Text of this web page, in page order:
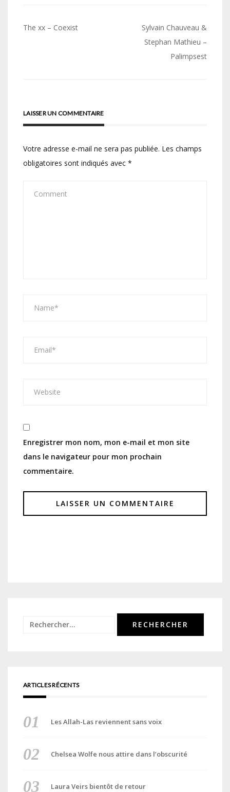
Navigation
The xx – Coexist
Sylvain Chauveau &
Stephan Mathieu –
Palimpsest
LAISSER UN COMMENTAIRE
Votre adresse e-mail ne sera pas publiée. Les champs
obligatoires sont indiqués avec *
Enregistrer mon nom, mon e-mail et mon site
dans le navigateur pour mon prochain
commentaire.
Rechercher :
ARTICLES RÉCENTS
Les Allah-Las reviennent sans voix
Chelsea Wolfe nous attire dans l’obscurité
Laura Veirs bientôt de retour